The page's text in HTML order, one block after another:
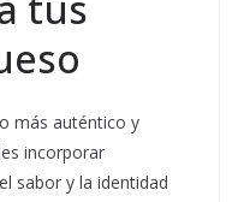
más auténtico y
incorporar
sabor y la identidad